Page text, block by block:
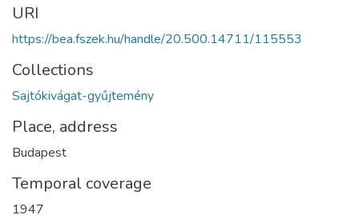
URI
https://bea.fszek.hu/handle/20.500.14711/115553
Collections
Sajtókivágat-gyűjtemény
Place, address
Budapest
Temporal coverage
1947